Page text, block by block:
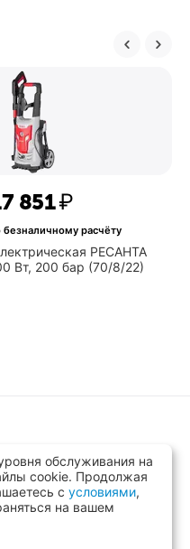
РЕСАНТА
Вт, 200 бар (70/8/22)
851₽
расчёту
обслуживания на
cookie. Продолжая
с условиями,
на вашем